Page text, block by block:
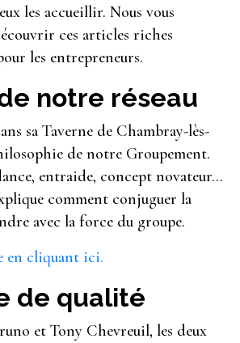
les accueillir. Nous vous
ces articles riches
les entrepreneurs.
notre réseau
sa Taverne de Chambray-lès-
de notre Groupement.
entraide, concept novateur…
comment conjuguer la
avec la force du groupe.
en cliquant ici.
de qualité
et Tony Chevreuil, les deux